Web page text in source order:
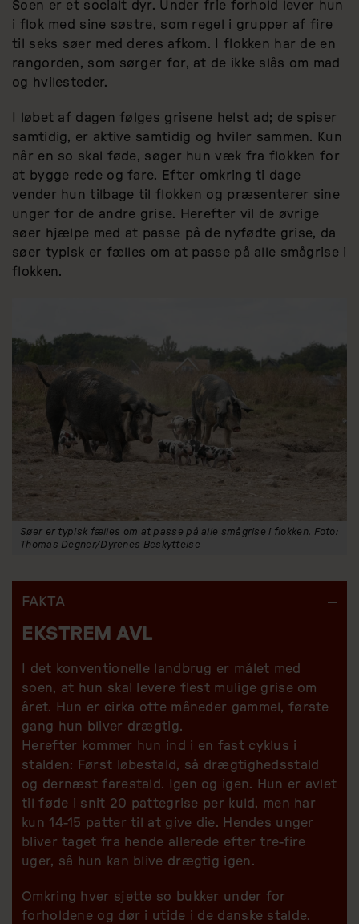
Soen er et socialt dyr. Under frie forhold lever hun
i flok med sine søstre, som regel i grupper af fire
til seks søer med deres afkom. I flokken har de en
rangorden, som sørger for, at de ikke slås om mad
og hvilesteder.
I løbet af dagen følges grisene helst ad; de spiser
samtidig, er aktive samtidig og hviler sammen. Kun
når en so skal føde, søger hun væk fra flokken for
at bygge rede og fare. Efter omkring ti dage
vender hun tilbage til flokken og præsenterer sine
unger for de andre grise. Herefter vil de øvrige
søer hjælpe med at passe på de nyfødte grise, da
søer typisk er fælles om at passe på alle smågrise i
flokken.
Søer er typisk fælles om at passe på alle smågrise i flokken. Foto:
Thomas Degner/Dyrenes Beskyttelse
FAKTA
EKSTREM AVL
I det konventionelle landbrug er målet med
soen, at hun skal levere flest mulige grise om
året. Hun er cirka otte måneder gammel, første
gang hun bliver drægtig.
Herefter kommer hun ind i en fast cyklus i
stalden: Først løbestald, så drægtighedsstald
og dernæst farestald. Igen og igen. Hun er avlet
til føde i snit 20 pattegrise per kuld, men har
kun 14-15 patter til at give die. Hendes unger
bliver taget fra hende allerede efter tre-fire
uger, så hun kan blive drægtig igen.
Omkring hver sjette so bukker under for
forholdene og dør i utide i de danske stalde.